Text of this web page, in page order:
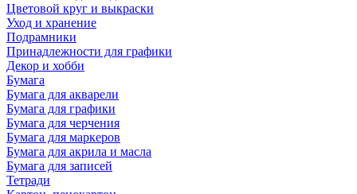
Цветовой круг и выкраски
Уход и хранение
Подрамники
Принадлежности для графики
Декор и хобби
Бумага
Бумага для акварели
Бумага для графики
Бумага для черчения
Бумага для маркеров
Бумага для акрила и масла
Бумага для записей
Тетради